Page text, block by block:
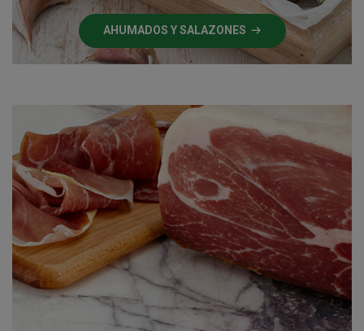
AHUMADOS Y SALAZONES